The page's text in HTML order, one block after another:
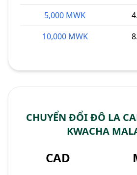
5,000 MWK
10,000 MWK
CHUYỂN ĐỔI ĐÔ LA
KWACHA
CAD